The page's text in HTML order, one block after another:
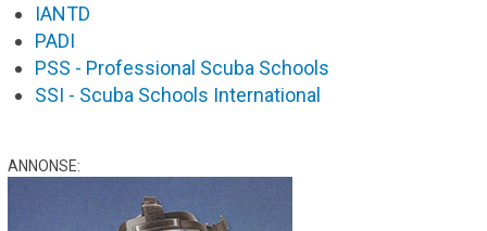
IANTD
PADI
PSS - Professional Scuba Schools
SSI - Scuba Schools International
ANNONSE: